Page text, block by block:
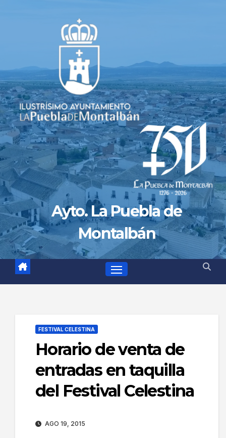
Ayto. La Puebla de
Montalbán
FESTIVAL CELESTINA
Horario de venta de
entradas en taquilla
del Festival Celestina
AGO 19, 2015